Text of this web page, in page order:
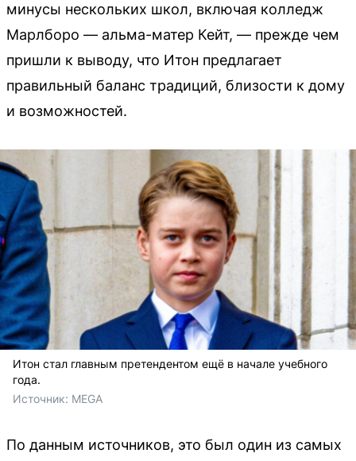
минусы нескольких школ, включая колледж
Марлборо — альма-матер Кейт, — прежде чем
пришли к выводу, что Итон предлагает
правильный баланс традиций, близости к дому
и возможностей.
Итон стал главным претендентом ещё в начале учебного
года.
Источник: MEGA
По данным источников, это был один из самых